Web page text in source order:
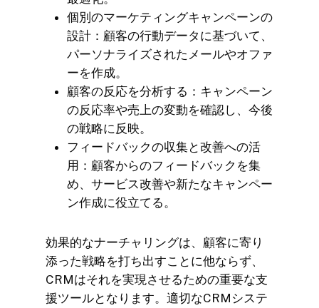
個別のマーケティングキャンペーンの
設計：顧客の行動データに基づいて、
パーソナライズされたメールやオファ
ーを作成。
顧客の反応を分析する：キャンペーン
の反応率や売上の変動を確認し、今後
の戦略に反映。
フィードバックの収集と改善への活
用：顧客からのフィードバックを集
め、サービス改善や新たなキャンペー
ン作成に役立てる。
効果的なナーチャリングは、顧客に寄り
添った戦略を打ち出すことに他ならず、
CRMはそれを実現させるための重要な支
援ツールとなります。適切なCRMシステ